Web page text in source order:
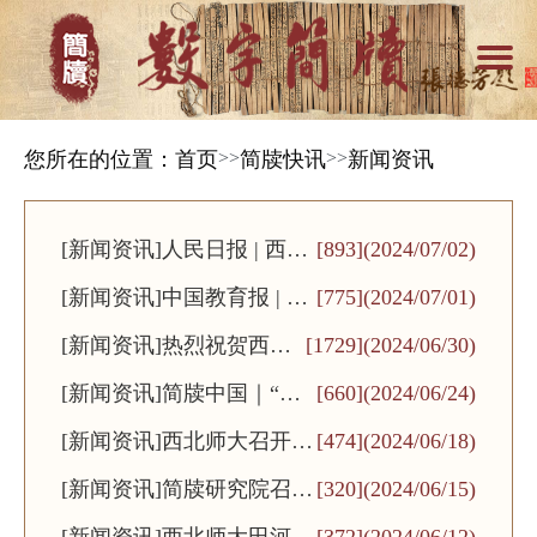
您所在的位置： 首页>>简牍快讯>>新闻资讯
[新闻资讯] 人民日报 | 西北
师大简牍学术资
源数据共享平台
上线
[893](2024/07/02)
[新闻资讯]中国教育报 | 西
北师范大学简牍
学术资源数据共
享平台上线
[775](2024/07/01)
[新闻资讯]热烈祝贺西北
师大简牍学术
资源数据共享
平台上线！
[1729](2024/06/30)
[新闻资讯]简牍中国｜“冷
门”不冷 “绝
学”有继 千年简
[660](2024/06/24)
[新闻资讯]西北师大召开一
流学科突破工程
[474](2024/06/18)
[新闻资讯]简牍研究院召开 [320](2024/06/15)